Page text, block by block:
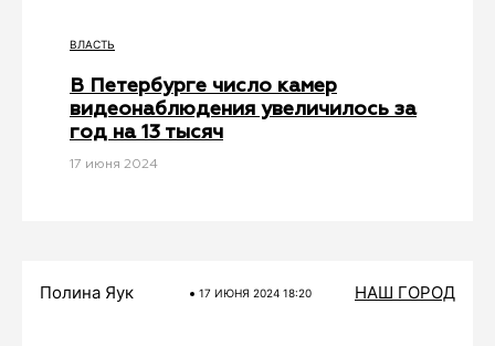
ВЛАСТЬ
В Петербурге число камер
видеонаблюдения увеличилось за
год на 13 тысяч
17 июня 2024
Полина Яук 17 ИЮНЯ 2024 18:20 НАШ ГОРОД